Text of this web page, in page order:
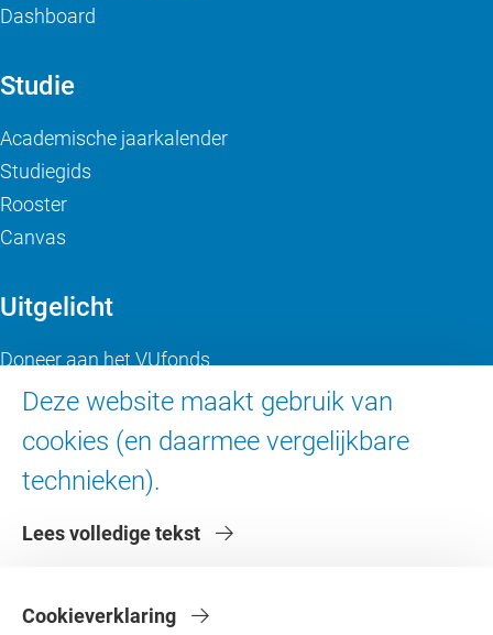
Deze website maakt gebruik van
cookies (en daarmee vergelijkbare
technieken).
Lees volledige tekst
Cookieverklaring
Dashboard
Studie
Academische jaarkalender
Studiegids
Rooster
Canvas
Uitgelicht
Doneer aan het VUfonds
VU Magazine
Ad Valvas
Digitale toegankelijkheid
Over de VU
Werken bij de VU